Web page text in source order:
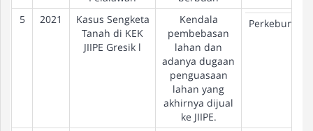
5 2021
Kasus Sengketa
Tanah di KEK
JIIPE Gresik l
Kendala
pembebasan
lahan dan
adanya dugaan
penguasaan
lahan yang
akhirnya dijual
ke JIIPE.
Perkebunan